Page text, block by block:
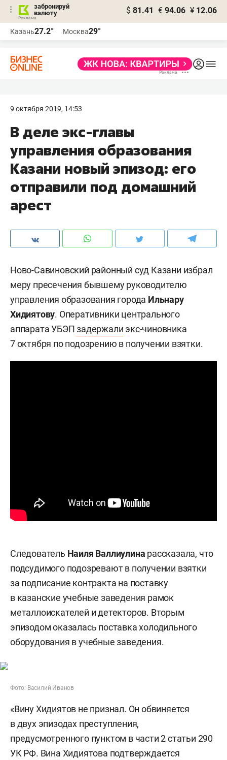
забронируй
валюту
$ 81.41 € 94.06 ¥ 12.06
Казань27.2° Москва29°
9 октября 2019, 14:53
В деле экс-главы
управления образования
Казани новый эпизод: его
отправили под домашний
арест
Ново-Савиновский районный суд Казани избрал
меру пресечения бывшему руководителю
управления образования города Ильнару
Хидиятову. Оперативники центрального
аппарата УБЭПзадержали экс-чиновника
7 октября по подозрению в получении взятки.
Следователь Наиля Валлиулина рассказала, что
подсудимого подозревают в получении взятки
за подписание контракта на поставку
в казанские учебные заведения рамок
металлоискателей и детекторов. Вторым
эпизодом оказалась поставка холодильного
оборудования в учебные заведения.
Фото: Василий Иванов
«Вину Хидиятов не признал. Он обвиняется
в двух эпизодах преступления,
предусмотренного пунктом в части 2 статьи 290
УК РФ. Вина Хидиятова подтверждается